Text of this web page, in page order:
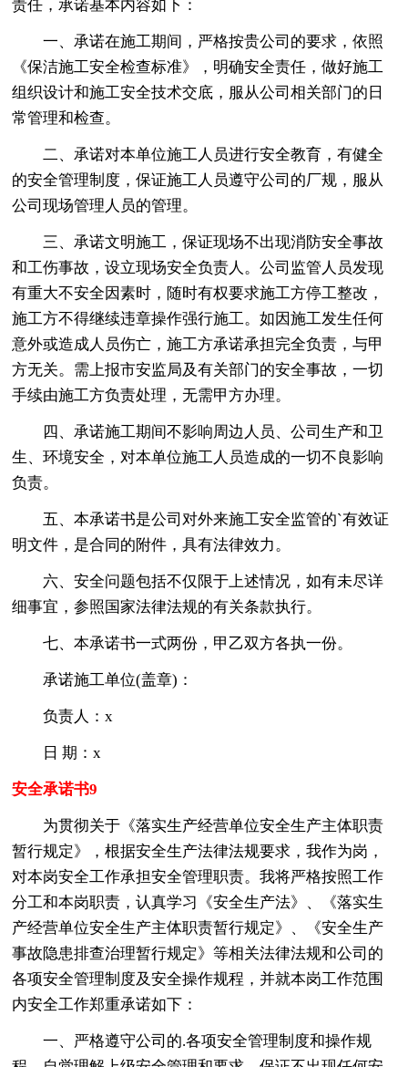
责任，承诺基本内容如下：
一、承诺在施工期间，严格按贵公司的要求，依照
《保洁施工安全检查标准》，明确安全责任，做好施工
组织设计和施工安全技术交底，服从公司相关部门的日
常管理和检查。
二、承诺对本单位施工人员进行安全教育，有健全
的安全管理制度，保证施工人员遵守公司的厂规，服从
公司现场管理人员的管理。
三、承诺文明施工，保证现场不出现消防安全事故
和工伤事故，设立现场安全负责人。公司监管人员发现
有重大不安全因素时，随时有权要求施工方停工整改，
施工方不得继续违章操作强行施工。如因施工发生任何
意外或造成人员伤亡，施工方承诺承担完全负责，与甲
方无关。需上报市安监局及有关部门的安全事故，一切
手续由施工方负责处理，无需甲方办理。
四、承诺施工期间不影响周边人员、公司生产和卫
生、环境安全，对本单位施工人员造成的一切不良影响
负责。
五、本承诺书是公司对外来施工安全监管的`有效证
明文件，是合同的附件，具有法律效力。
六、安全问题包括不仅限于上述情况，如有未尽详
细事宜，参照国家法律法规的有关条款执行。
七、本承诺书一式两份，甲乙双方各执一份。
承诺施工单位(盖章)：
负责人：x
日 期：x
安全承诺书9
为贯彻关于《落实生产经营单位安全生产主体职责
暂行规定》，根据安全生产法律法规要求，我作为岗，
对本岗安全工作承担安全管理职责。我将严格按照工作
分工和本岗职责，认真学习《安全生产法》、《落实生
产经营单位安全生产主体职责暂行规定》、《安全生产
事故隐患排查治理暂行规定》等相关法律法规和公司的
各项安全管理制度及安全操作规程，并就本岗工作范围
内安全工作郑重承诺如下：
一、严格遵守公司的.各项安全管理制度和操作规